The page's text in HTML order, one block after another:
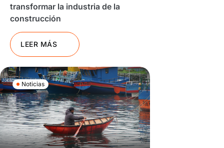
transformar la industria de la
construcción
LEER MÁS
Noticias